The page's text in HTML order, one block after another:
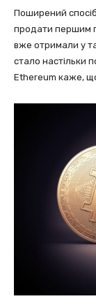
Поширений
продати першим
вже отримали у
стало настільки
Ethereum каже,